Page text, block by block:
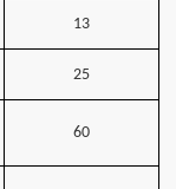
13
25
60